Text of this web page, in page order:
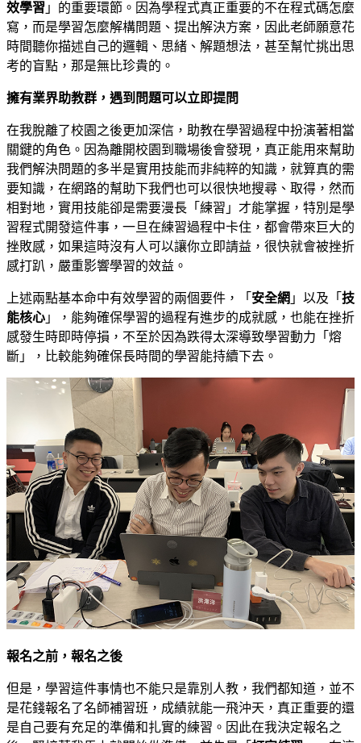
效學習 」的重要環節。因為學程式真正重要的不在程式碼怎麼
寫，而是學習怎麼解構問題、提出解決方案，因此老師願意花
時間聽你描述自己的邏輯、思緒、解題想法，甚至幫忙挑出思
考的盲點，那是無比珍貴的。
擁有業界助教群，遇到問題可以立即提問
在我脫離了校園之後更加深信，助教在學習過程中扮演著相當
關鍵的角色。因為離開校園到職場後會發現，真正能用來幫助
我們解決問題的多半是實用技能而非純粹的知識，就算真的需
要知識，在網路的幫助下我們也可以很快地搜尋、取得，然而
相對地，實用技能卻是需要漫長「練習」才能掌握，特別是學
習程式開發這件事，一旦在練習過程中卡住，都會帶來巨大的
挫敗感，如果這時沒有人可以讓你立即請益，很快就會被挫折
感打趴，嚴重影響學習的效益。
上述兩點基本命中有效學習的兩個要件，「 安全網 」以及「 技
能核心 」，能夠確保學習的過程有進步的成就感，也能在挫折
感發生時即時停損，不至於因為跌得太深導致學習動力「熔
斷」，比較能夠確保長時間的學習能持續下去。
報名之前，報名之後
但是，學習這件事情也不能只是靠別人教，我們都知道，並不
是花錢報名了名師補習班，成績就能一飛沖天，真正重要的還
是自己要有充足的準備和扎實的練習。因此在我決定報名之